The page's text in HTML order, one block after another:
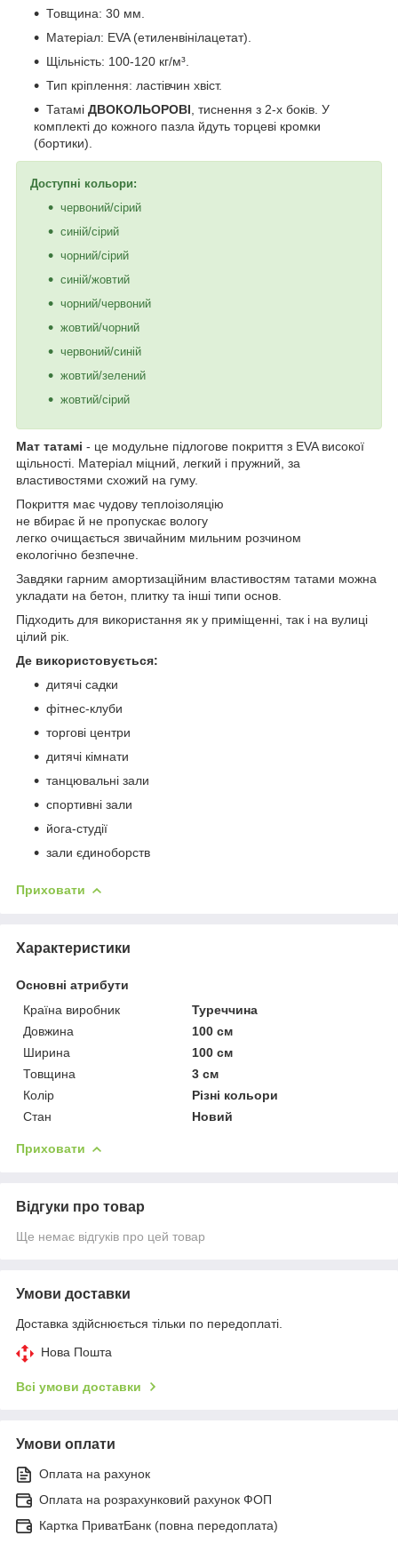
Товщина: 30 мм.
Матеріал: EVA (етиленвінілацетат).
Щільність: 100-120 кг/м³.
Тип кріплення: ластівчин хвіст.
Татамі ДВОКОЛЬОРОВІ , тиснення з 2-х боків. У
комплекті до кожного пазла йдуть торцеві кромки
(бортики).
Доступні кольори:
червоний/сірий
синій/сірий
чорний/сірий
синій/жовтий
чорний/червоний
жовтий/чорний
червоний/синій
жовтий/зелений
жовтий/сірий
Мат татамі - це модульне підлогове покриття з EVA високої
щільності. Матеріал міцний, легкий і пружний, за
властивостями схожий на гуму.
Покриття має чудову теплоізоляцію
не вбирає й не пропускає вологу
легко очищається звичайним мильним розчином
екологічно безпечне.
Завдяки гарним амортизаційним властивостям татами можна
укладати на бетон, плитку та інші типи основ.
Підходить для використання як у приміщенні, так і на вулиці
цілий рік.
Де використовується:
дитячі садки
фітнес-клуби
торгові центри
дитячі кімнати
танцювальні зали
спортивні зали
йога-студії
зали єдиноборств
Приховати
Характеристики
Основні атрибути
Країна виробник
Туреччина
Довжина
100 см
Ширина
100 см
Товщина
3 см
Колір
Різні кольори
Стан
Новий
Приховати
Відгуки про товар
Ще немає відгуків про цей товар
Умови доставки
Доставка здійснюється тільки по передоплаті.
Нова Пошта
Всі умови доставки
Умови оплати
Оплата на рахунок
Оплата на розрахунковий рахунок ФОП
Картка ПриватБанк (повна передоплата)